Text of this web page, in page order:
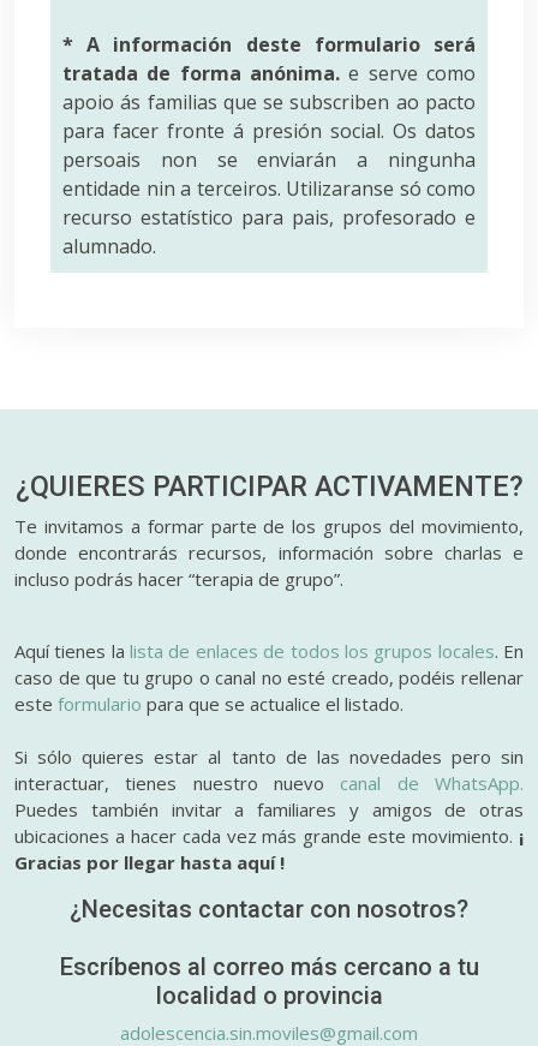
* A información deste formulario será
tratada de forma anónima. e serve como
apoio ás familias que se subscriben ao pacto
para facer fronte á presión social. Os datos
persoais non se enviarán a ningunha
entidade nin a terceiros. Utilizaranse só como
recurso estatístico para pais, profesorado e
alumnado.
¿QUIERES PARTICIPAR ACTIVAMENTE?
Te invitamos a formar parte de los grupos del movimiento,
donde encontrarás recursos, información sobre charlas e
incluso podrás hacer “terapia de grupo”.
Aquí tienes lalista de enlaces de todos los grupos locales. En
caso de que tu grupo o canal no esté creado, podéis rellenar
este formulario para que se actualice el listado.
Si sólo quieres estar al tanto de las novedades pero sin
interactuar, tienes nuestro nuevo canal de WhatsApp.
Puedes también invitar a familiares y amigos de otras
ubicaciones a hacer cada vez más grande este movimiento. ¡
Gracias por llegar hasta aquí !
¿Necesitas contactar con nosotros?
Escríbenos al correo más cercano a tu
localidad o provincia
adolescencia.sin.moviles@gmail.com